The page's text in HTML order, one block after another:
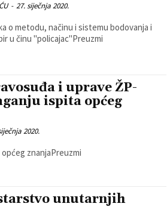
- 27. siječnja 2020.
u činu "policajac"Preuzmi
i uprave ŽP-
ispita općeg
2020.
znanjaPreuzmi
unutarnjih